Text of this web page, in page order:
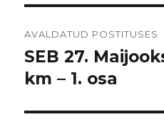
AVALDATUD POSTITUSES
SEB 27.
km – 1. osa